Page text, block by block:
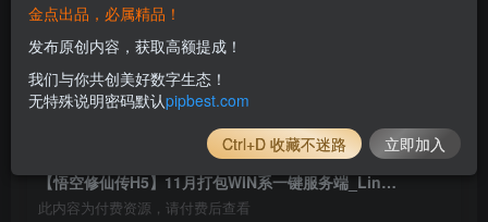
【悟空修仙传H5】11月打包WIN系一键服务端_Linux手工服务端，三网砍树修仙H5游戏，带详细搭建教程_附赠源码
此内容为付费资源，请付费后查看
已售 105
金点出品，必属精品！
发布原创内容，获取高额提成！
我们与你共创美好数字生态！
无特殊说明密码默认pipbest.com
Ctrl+D 收藏不迷路 立即加入